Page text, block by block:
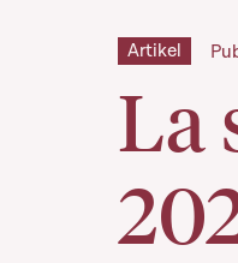
La
Artikel